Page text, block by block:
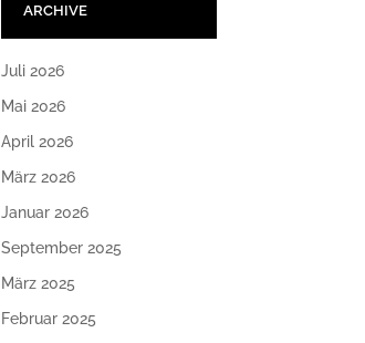
ARCHIVE
Juli 2026
Mai 2026
April 2026
März 2026
Januar 2026
September 2025
März 2025
Februar 2025